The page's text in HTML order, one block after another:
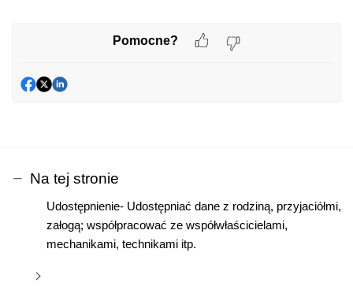
Pomocne?
Na tej stronie
Udostępnienie- Udostępniać dane z rodziną, przyjaciółmi,
załogą; współpracować ze współwłaścicielami,
mechanikami, technikami itp.